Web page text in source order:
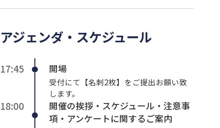
アジェンダ・スケジュール
17:45 開場
受付にて【名刺2枚】をご提出お願い致
します。
18:00
開催の挨拶・スケジュール・注意事
項・アンケートに関するご案内